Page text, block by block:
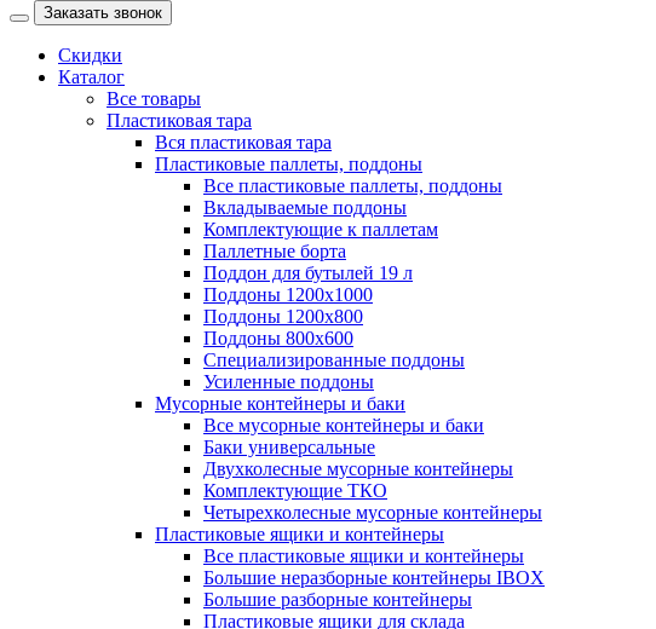
Заказать звонок
Скидки
Каталог
Все товары
Пластиковая тара
Вся пластиковая тара
Пластиковые паллеты, поддоны
Все пластиковые паллеты, поддоны
Вкладываемые поддоны
Комплектующие к паллетам
Паллетные борта
Поддон для бутылей 19 л
Поддоны 1200х1000
Поддоны 1200х800
Поддоны 800х600
Специализированные поддоны
Усиленные поддоны
Мусорные контейнеры и баки
Все мусорные контейнеры и баки
Баки универсальные
Двухколесные мусорные контейнеры
Комплектующие ТКО
Четырехколесные мусорные контейнеры
Пластиковые ящики и контейнеры
Все пластиковые ящики и контейнеры
Большие неразборные контейнеры IBOX
Большие разборные контейнеры
Пластиковые ящики для склада